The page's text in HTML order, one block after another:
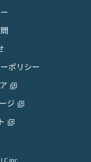
ポリシー
ジ
inc.